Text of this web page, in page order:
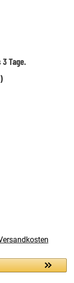
3 Tage.